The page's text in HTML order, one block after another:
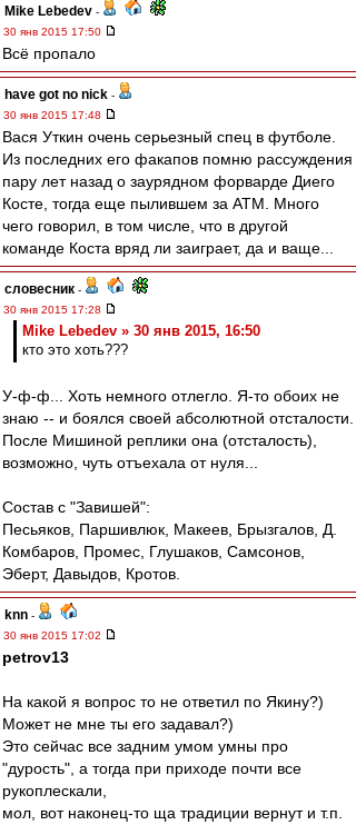
Mike Lebedev -
30 янв 2015 17:50
Всё пропало
have got no nick -
30 янв 2015 17:48
Вася Уткин очень серьезный спец в футболе.
Из последних его факапов помню рассуждения
пару лет назад о заурядном форварде Диего
Косте, тогда еще пылившем за АТМ. Много
чего говорил, в том числе, что в другой
команде Коста вряд ли заиграет, да и ваще...
словесник -
30 янв 2015 17:28
Mike Lebedev » 30 янв 2015, 16:50
кто это хоть???
У-ф-ф... Хоть немного отлегло. Я-то обоих не
знаю -- и боялся своей абсолютной отсталости.
После Мишиной реплики она (отсталость),
возможно, чуть отъехала от нуля...
Состав с "Завишей":
Песьяков, Паршивлюк, Макеев, Брызгалов, Д.
Комбаров, Промес, Глушаков, Самсонов,
Эберт, Давыдов, Кротов.
knn -
30 янв 2015 17:02
petrov13
На какой я вопрос то не ответил по Якину?)
Может не мне ты его задавал?)
Это сейчас все задним умом умны про
"дурость", а тогда при приходе почти все
рукоплескали,
мол, вот наконец-то ща традиции вернут и т.п.